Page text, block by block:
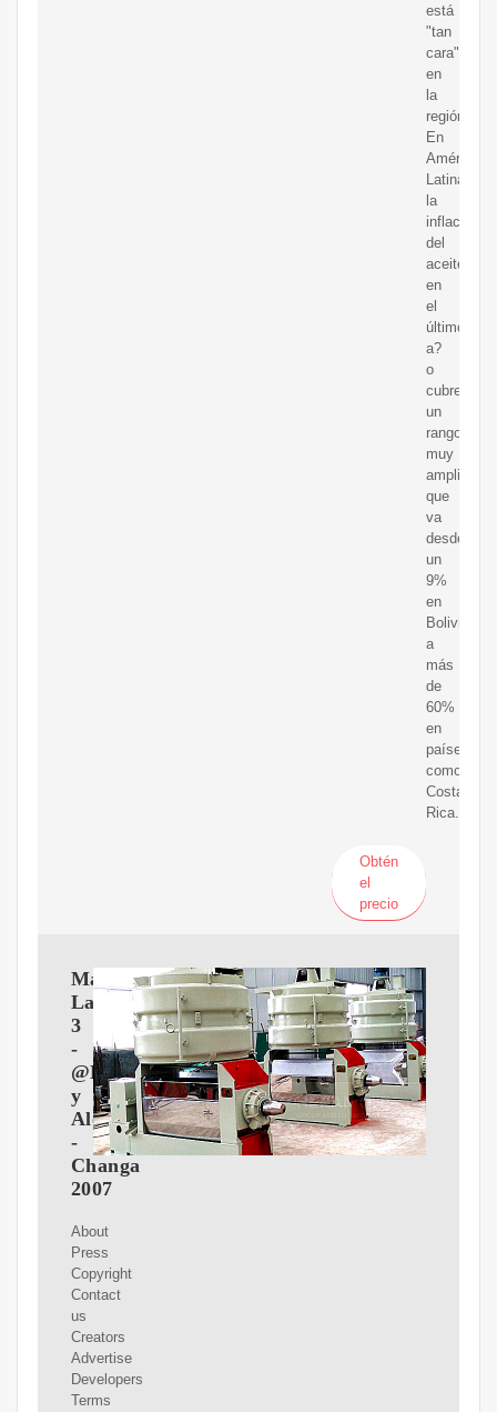
está
"tan
cara"
en
la
región)
En
América
Latina
la
inflación
del
aceite
en
el
último
a?
o
cubre
un
rango
muy
amplio
que
va
desde
un
9%
en
Bolivia,
a
más
de
60%
en
países
como
Costa
Rica.
Obtén
el
precio
Maquina
Latina
3
-
@ByakkoDj
y
AlejandroDj
-
Changa
2007
About
Press
Copyright
Contact
us
Creators
Advertise
Developers
Terms